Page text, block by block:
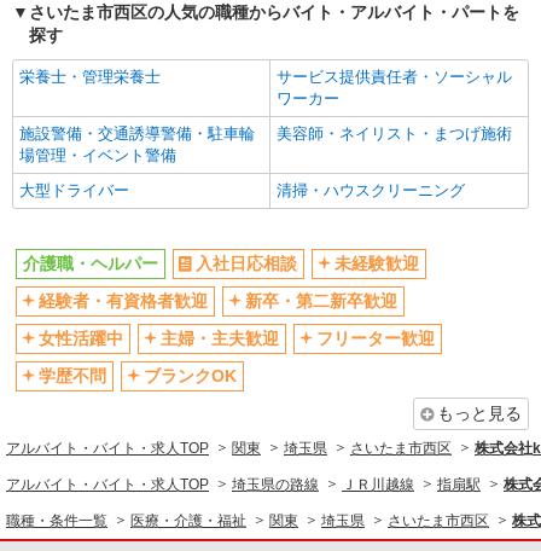
昇給あり
完全週休2日制
フルタイム歓迎
禁煙・分煙
車通勤OK
バイク通勤OK
自転車通勤OK
残業少なめ（月20h未満）
社会保険あり
産休・育休取得実績あり
ティブなど）あり
制服貸与
研修制度あり
資格取得支援制度あり
同じ職種から求人を探す
介護職・ヘルパー
同じ特徴から求人を探す
未経験歓迎 ミドル（40代～）活躍中
さいたま市西区の人気の職種からバイト・アルバイト・パートを
探す
栄養士・管理栄養士
サービス提供責任者・ソーシャル
ワーカー
施設警備・交通誘導警備・駐車輪
場管理・イベント警備
美容師・ネイリスト・まつげ施術
大型ドライバー 清掃・ハウスクリーニング
介護職・ヘルパー 入社日応相談
未経験歓迎
経験者・有資格者歓迎
新卒・第二新卒歓迎
女性活躍中
主婦・主夫歓迎
フリーター歓迎
学歴不問
ブランクOK
もっと見る
アルバイト・バイト・求人TOP 関東 埼玉県 さいたま市西区 株式会社
アルバイト・バイト・求人TOP 埼玉県の路線 ＪＲ川越線 指扇駅 株式
職種・条件一覧 医療・介護・福祉 関東 埼玉県 さいたま市西区 株